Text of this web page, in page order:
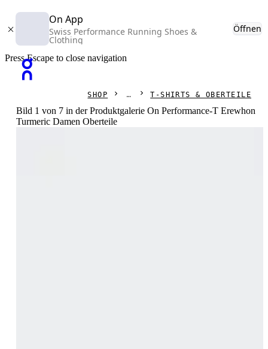
On App
Swiss Performance Running Shoes &
Clothing
Öffnen
Press Escape to close navigation
SHOP T-SHIRTS & OBERTEILE
Bild 1 von 7 in der Produktgalerie On Performance-T Erewhon
Turmeric Damen Oberteile